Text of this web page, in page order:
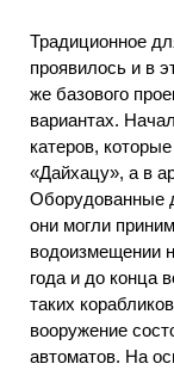
Традиционное
проявилось и в
же базового
вариантах.
катеров,
«Дайхацу», а в
Оборудованные
они могли
водоизмещении
года и до конца
таких
вооружение
автоматов. На